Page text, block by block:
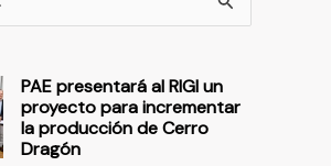
PAE presentará al RIGI un
proyecto para incrementar
la producción de Cerro
Dragón